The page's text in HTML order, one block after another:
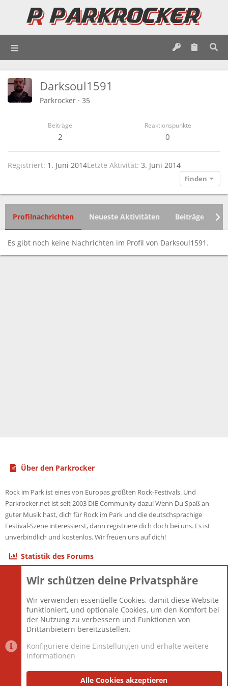
Darksoul1591
Parkrocker · 35
Beiträge
2
Reaktionspunkte
0
Registriert 1. Juni 2014Letzte Aktivität 3. Juni 2014
Finden
Profilnachrichten Neueste Aktivitäten Beiträge
Es gibt noch keine Nachrichten im Profil von Darksoul1591.
Über den Parkrocker
Rock im Park ist eines von Europas größten Rock-Festivals. Und
Parkrocker.net ist seit 2003 DIE Community dazu! Wenn Du Spaß an
guter Musik hast, dich für Rock im Park und die deutschsprachige
Festival-Szene interessierst, dann registriere dich doch bei uns. Es ist
unverbindlich und kostenlos. Wir freuen uns auf dich!
Statistik des Forums
Themen
Mitglieder
12.427
Neuestes Mitglied
Berlin
Datenschutzerklärung Impressum
Wir schützen deine Privatsphäre
Wir verwenden essentielle Cookies, damit diese Website
funktioniert, und optionale Cookies, um den Komfort bei
der Nutzung zu verbessern und Funktionen von
Drittanbietern bereitzustellen.
Konfiguriere deine Einstellungen und erhalte weitere
Informationen
Alle Cookies akzeptieren